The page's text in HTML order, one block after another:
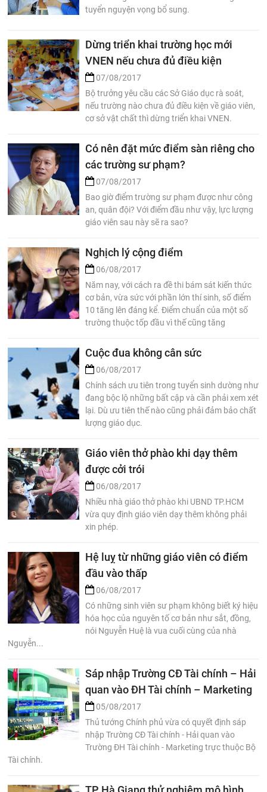
tuyển nguyện vọng bổ sung.
Dừng triển khai trường học mới
VNEN nếu chưa đủ điều kiện
07/08/2017
Bộ trưởng yêu cầu các Sở Giáo dục rà soát,
nếu trường nào chưa đủ điều kiện về giáo viên,
cơ sở vật chất thì dừng triển khai VNEN.
Có nên đặt mức điểm sàn riêng cho
các trường sư phạm?
07/08/2017
Bao giờ điểm trường sư phạm được như công
an, quân đội? Với điểm đầu như vậy, lực lượng
giáo viên sau này sẽ ra sao?
Nghịch lý cộng điểm
06/08/2017
Năm nay, với cách ra đề thi bám sát kiến thức
cơ bản, vừa sức với phần lớn thí sinh, số điểm
10 tăng lên đáng kể. Điểm chuẩn của một số
trường thuộc tốp đầu vì thế cũng tăng
Cuộc đua không cân sức
06/08/2017
Chính sách ưu tiên trong tuyển sinh dường như
đang bộc lộ những bất cập và cần phải xem xét
lại. Dù ưu tiên thế nào cũng phải đảm bảo chất
lượng giáo dục.
Giáo viên thở phào khi dạy thêm
được cởi trói
06/08/2017
Nhiều nhà giáo thở phào khi UBND TP.HCM
vừa quy định giáo viên dạy thêm không phải
xin phép.
Hệ luỵ từ những giáo viên có điểm
đầu vào thấp
06/08/2017
Có những sinh viên sư phạm không biết ký hiệu
hóa học của nguyên tố cơ bản như sắt, đồng,
nói Nguyễn Huệ là vua cuối cùng của nhà
Nguyễn...
Sáp nhập Trường CĐ Tài chính – Hải
quan vào ĐH Tài chính – Marketing
05/08/2017
Thủ tướng Chính phủ vừa có quyết định sáp
nhập Trường CĐ Tài chính - Hải quan vào
Trường ĐH Tài chính - Marketing trực thuộc Bộ
Tài chính.